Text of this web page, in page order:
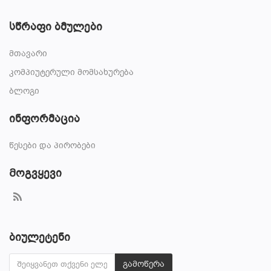
სწრაფი ბმულები
მთავარი
კომპიუტერული მომსახურება
ბლოგი
ინფორმაცია
წესები და პირობები
Მოგვყევი
ბიულეტენი
გამოწერა